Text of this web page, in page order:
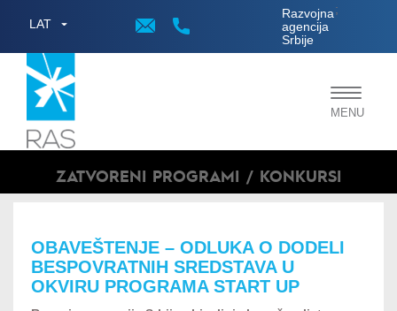
LAT
Razvojna
agencija
Srbije
;
Toggle
MENU
ZATVORENI PROGRAMI / KONKURSI
OBAVEŠTENJE – ODLUKA O DODELI
BESPOVRATNIH SREDSTAVA U
OKVIRU PROGRAMA START UP